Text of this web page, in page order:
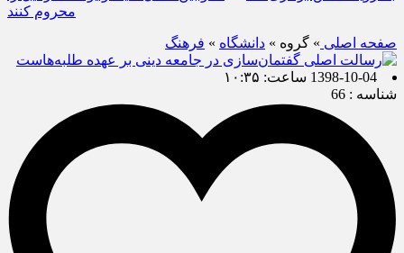
محروم کنند
صفحه اصلی » گروه » دانشگاه » فرهنگ
1398-10-04 ساعت: ۱۰:۳۵
شناسه : 66